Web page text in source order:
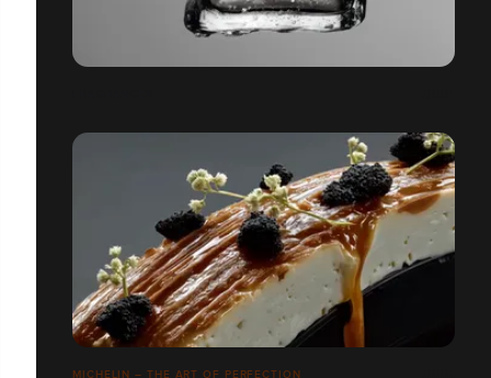
MICHELIN – THE ART OF PERFECTION